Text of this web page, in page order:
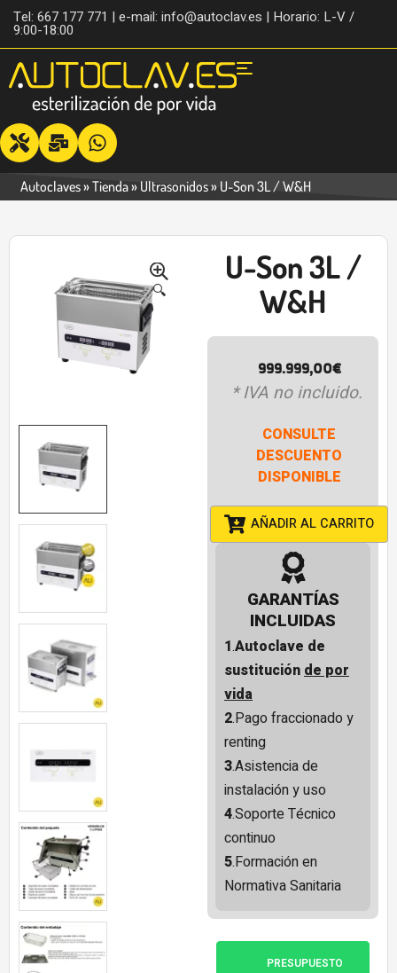
Tel: 667 177 771 | e-mail: info@autoclav.es | Horario: L-V /
9:00-18:00
Autoclaves»Tienda» Ultrasonidos» U-Son 3L / W&H
🔍
U-Son 3L /
W&H
999.999,00€
* IVA no incluido.
CONSULTE
DESCUENTO
DISPONIBLE
AÑADIR AL CARRITO
GARANTÍAS
INCLUIDAS
1.Autoclave de
sustituciónde por
vida
2.Pago fraccionado y
renting
3.Asistencia de
instalación y uso
4.Soporte Técnico
continuo
5.Formación en
Normativa Sanitaria
PRESUPUESTO